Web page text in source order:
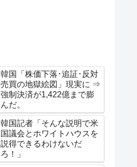
韓国「株価下落･追証･反対
売買の地獄絵図」現実に ⇒
強制決済が1,422億まで膨
んだ。
韓国記者「そんな説明で米
国議会とホワイトハウスを
説得できるわけないだ
ろ！」